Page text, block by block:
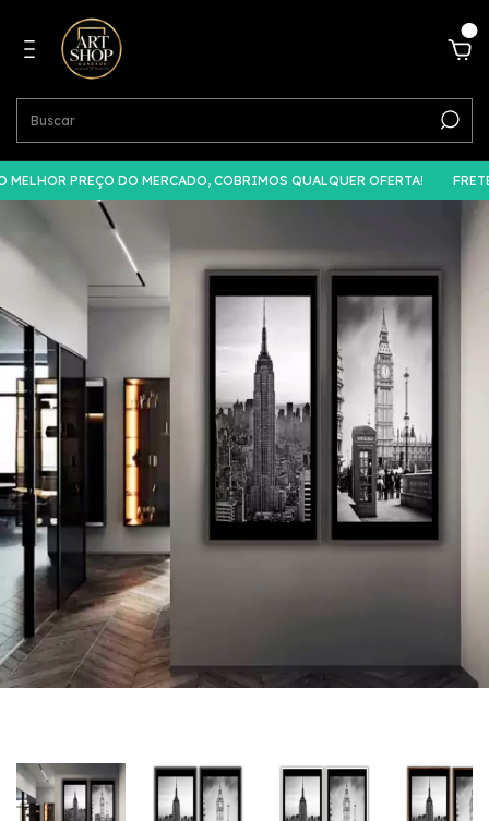
PREÇO DO MERCADO, COBRIMOS QUALQUER OFERTA!